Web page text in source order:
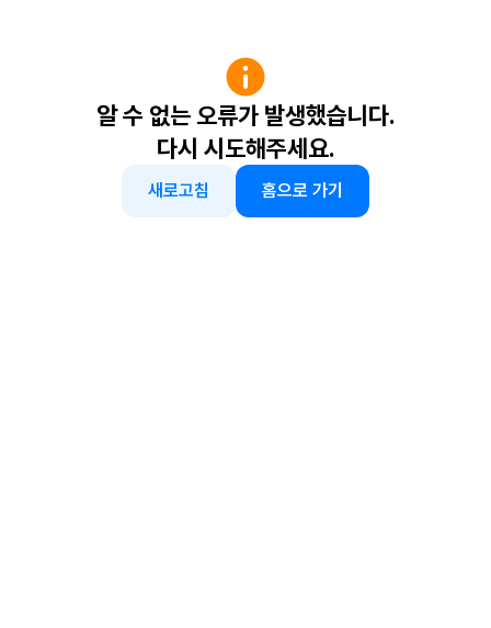
알 수 없는 오류가 발생했습니다.
다시 시도해주세요.
새로고침 홈으로 가기